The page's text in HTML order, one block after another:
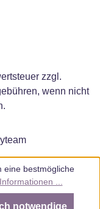
zzgl.
wenn nicht
eine bestmögliche
...
notwendige